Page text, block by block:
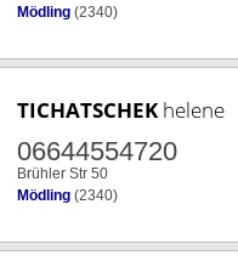
Mödling (2340)
TICHATSCHEK helene
06644554720
Brühler Str 50
Mödling (2340)